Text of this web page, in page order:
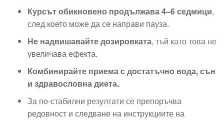
Курсът обикновено продължава 4–6 седмици,
след което може да се направи пауза.
Не надвишавайте дозировката, тъй като това не
увеличава ефекта.
Комбинирайте приема с достатъчно вода, сън
и здравословна диета.
За по-стабилни резултати се препоръчва
редовност и следване на инструкциите на